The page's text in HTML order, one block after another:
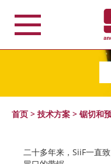
首页 > 技术方案 > 锯切和
二十多年来，SiiF一直